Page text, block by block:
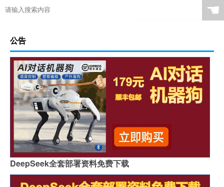
☚
公告
DeepSeek全套部署资料免费下载